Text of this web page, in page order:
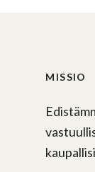
MISSIO